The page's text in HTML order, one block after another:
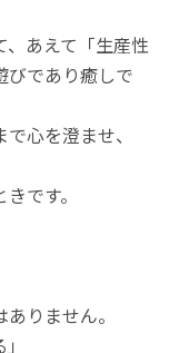
あえて「生産性
びであり癒しで
心を澄ませ、
です。
りません。